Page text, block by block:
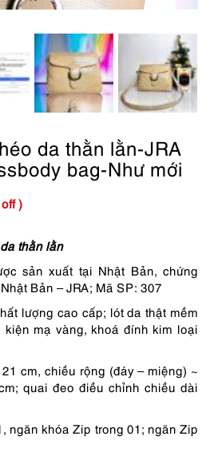
da thằn lằn-JRA
bag-Như mới
₫.
₫.
)
thằn lằn
sản xuất tại Nhật Bản, chứng
Bản – JRA; Mã SP: 307
lượng cao cấp; lót da thật mềm
kiện mạ vàng, khoá đính kim loại
cm, chiều rộng (đáy – miệng) ~
quai đeo điều chỉnh chiều dài
ngăn khóa Zip trong 01; ngăn Zip